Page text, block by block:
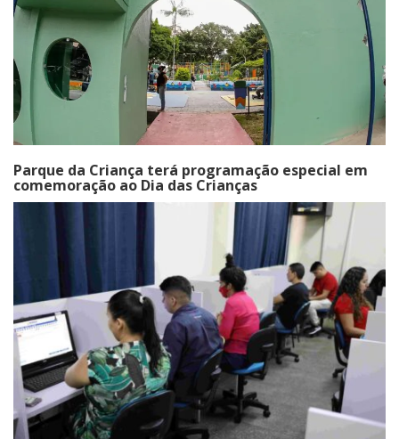
Parque da Criança terá programação especial em
comemoração ao Dia das Crianças